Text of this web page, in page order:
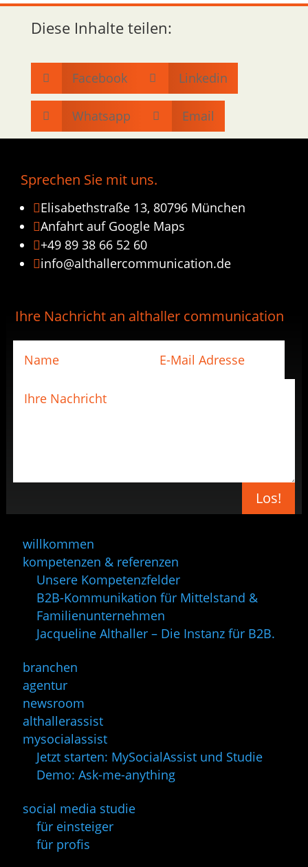
Diese Inhalte teilen:
 Facebook  Linkedin
 Whatsapp  Email
Sprechen Sie mit uns.
Elisabethstraße 13, 80796 München
Anfahrt auf Google Maps
+49 89 38 66 52 60
info@althallercommunication.de
Ihre Nachricht an althaller communication
Los!
willkommen
kompetenzen & referenzen
Unsere Kompetenzfelder
B2B-Kommunikation für Mittelstand &
Familienunternehmen
Jacqueline Althaller – Die Instanz für B2B.
branchen
agentur
newsroom
althallerassist
mysocialassist
Jetzt starten: MySocialAssist und Studie
Demo: Ask-me-anything
social media studie
für einsteiger
für profis